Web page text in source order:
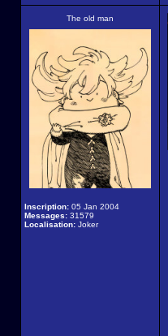
The old man
Inscription: 05 Jan 2004
Messages: 31579
Localisation: Joker